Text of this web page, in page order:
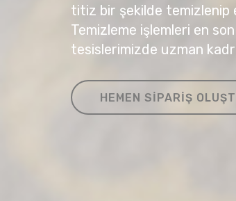
titiz bir şekilde temizlenip
Temizleme işlemleri en
tesislerimizde uzman
HEMEN SIPARIŞ